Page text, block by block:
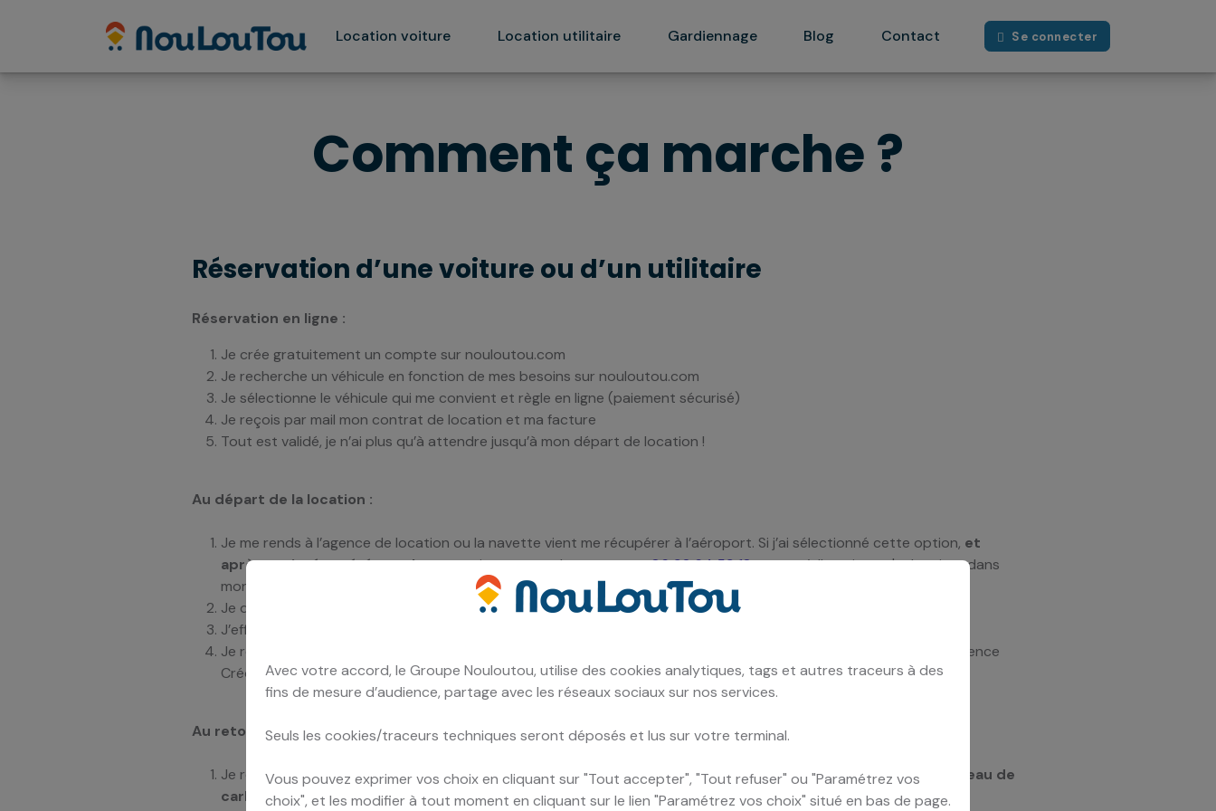
Location voiture Location utilitaire Gardiennage Blog Contact Se connecter
Comment ça marche ?
Réservation d’une voiture ou d’un utilitaire
Réservation en ligne :
Je crée gratuitement un compte sur nouloutou.com
Je recherche un véhicule en fonction de mes besoins sur nouloutou.com
Je sélectionne le véhicule qui me convient et règle en ligne (paiement sécurisé)
Je reçois par mail mon contrat de location et ma facture
Tout est validé, je n’ai plus qu’à attendre jusqu’à mon départ de location !
Au départ de la location :
Je me rends à l’agence de location ou la navette vient me récupérer à l’aéroport. Si j’ai sélectionné cette option, et
après avoir récupéré mes bagages, je contacte la navette au06 92 64 59 18pour qu’elle puisse m'acheminer dans
mon agence Nouloutou.
Je dépose une caution par empreinte bancaire et je présente mon permis original.
J’effectue l’état des lieux de départ avec l’agent présent sur place.
Je récupère ma voiture et je profite de ma location durant laquelle le véhicule est assuré tous risques par la Prudence
Créole.
Au retour de la location :
Je restitue le véhicule de location à l’agence de départdans le même état de propreté et avec le même niveau de
carburant.
Avec votre accord, le Groupe Nouloutou, utilise des cookies analytiques, tags et autres traceurs à des
fins de mesure d’audience, partage avec les réseaux sociaux sur nos services.
Seuls les cookies/traceurs techniques seront déposés et lus sur votre terminal.
Vous pouvez exprimer vos choix en cliquant sur "Tout accepter", "Tout refuser" ou "Paramétrez vos
choix", et les modifier à tout moment en cliquant sur le lien "Paramétrez vos choix" situé en bas de page.